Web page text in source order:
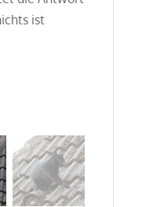
ist